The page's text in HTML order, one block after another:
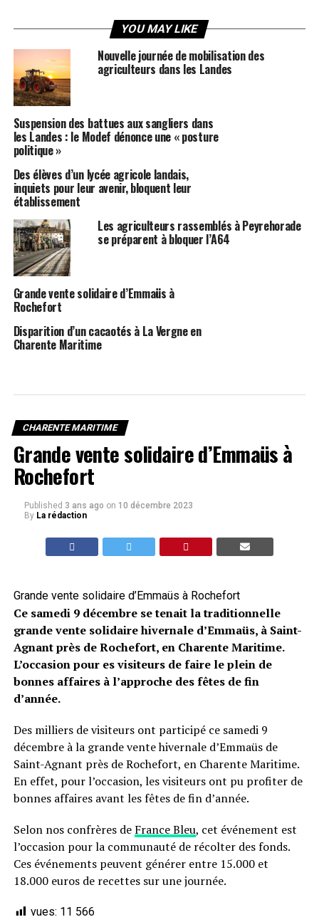
YOU MAY LIKE
Nouvelle journée de mobilisation des
agriculteurs dans les Landes
Suspension des battues aux sangliers dans
les Landes : le Modef dénonce une « posture
politique »
Des élèves d’un lycée agricole landais,
inquiets pour leur avenir, bloquent leur
établissement
Les agriculteurs rassemblés à Peyrehorade
se préparent à bloquer l’A64
Grande vente solidaire d’Emmaüs à
Rochefort
Disparition d’un cacaotés à La Vergne en
Charente Maritime
CHARENTE MARITIME
Grande vente solidaire d’Emmaüs à
Rochefort
Published 3 ans ago on 10 décembre 2023
By La rédaction
Grande vente solidaire d’Emmaüs à Rochefort
Ce samedi 9 décembre se tenait la traditionnelle
grande vente solidaire hivernale d’Emmaüs, à Saint-
Agnant près de Rochefort, en Charente Maritime.
L’occasion pour es visiteurs de faire le plein de
bonnes affaires à l’approche des fêtes de fin
d’année.
Des milliers de visiteurs ont participé ce samedi 9
décembre à la grande vente hivernale d’Emmaüs de
Saint-Agnant près de Rochefort, en Charente Maritime.
En effet, pour l’occasion, les visiteurs ont pu profiter de
bonnes affaires avant les fêtes de fin d’année.
Selon nos confrères de France Bleu, cet événement est
l’occasion pour la communauté de récolter des fonds.
Ces événements peuvent générer entre 15.000 et
18.000 euros de recettes sur une journée.
vues: 11 566